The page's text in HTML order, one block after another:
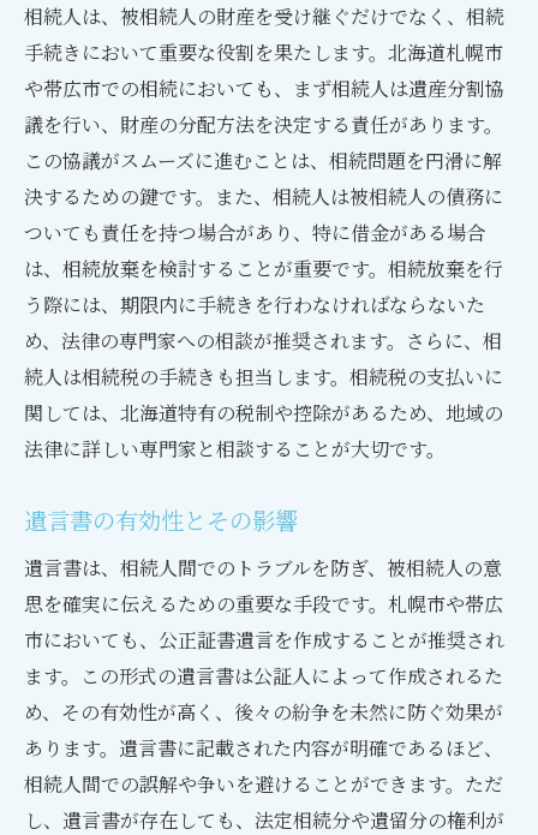
相続人は、被相続人の財産を受け継ぐだけでなく、相続
手続きにおいて重要な役割を果たします。北海道札幌市
や帯広市での相続においても、まず相続人は遺産分割協
議を行い、財産の分配方法を決定する責任があります。
この協議がスムーズに進むことは、相続問題を円滑に解
決するための鍵です。また、相続人は被相続人の債務に
ついても責任を持つ場合があり、特に借金がある場合
は、相続放棄を検討することが重要です。相続放棄を行
う際には、期限内に手続きを行わなければならないた
め、法律の専門家への相談が推奨されます。さらに、相
続人は相続税の手続きも担当します。相続税の支払いに
関しては、北海道特有の税制や控除があるため、地域の
法律に詳しい専門家と相談することが大切です。
遺言書の有効性とその影響
遺言書は、相続人間でのトラブルを防ぎ、被相続人の意
思を確実に伝えるための重要な手段です。札幌市や帯広
市においても、公正証書遺言を作成することが推奨され
ます。この形式の遺言書は公証人によって作成されるた
め、その有効性が高く、後々の紛争を未然に防ぐ効果が
あります。遺言書に記載された内容が明確であるほど、
相続人間での誤解や争いを避けることができます。ただ
し、遺言書が存在しても、法定相続分や遺留分の権利が